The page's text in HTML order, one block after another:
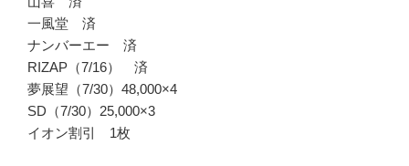
一風堂 済
ナンバーエー 済
RIZAP（7/16） 済
夢展望（7/30）48,000×4
SD（7/30）25,000×3
イオン割引 1枚